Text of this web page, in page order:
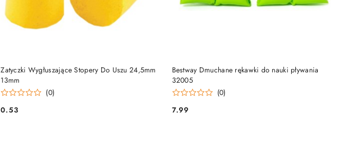
Zatyczki Wygłuszające Stopery Do Uszu 24,5mm
13mm
(0)
Cena:
0.53
DODAJ DO KOSZYKA
Bestway Dmuchane rękawki do nauki pływania
32005
(0)
Cena:
7.99
DODAJ DO KOSZYKA